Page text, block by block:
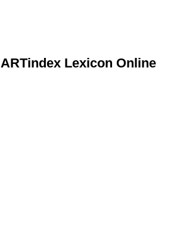
ARTindex Lexicon Online